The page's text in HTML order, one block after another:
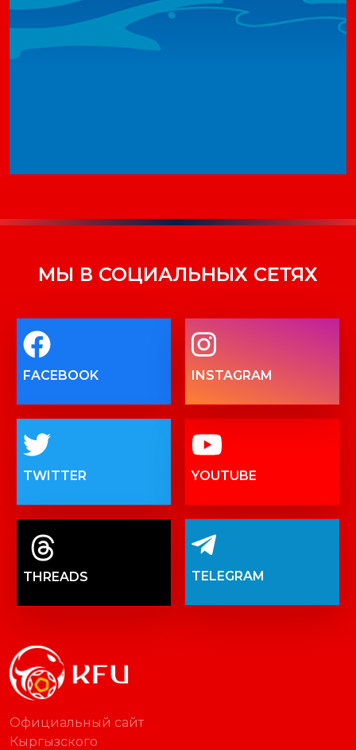
МЫ В СОЦИАЛЬНЫХ СЕТЯХ
FACEBOOK INSTAGRAM
TWITTER YOUTUBE
THREADS TELEGRAM
Официальный сайт
Кыргызского